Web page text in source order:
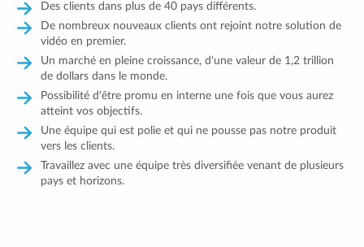
Des clients dans plus de 40 pays différents.
De nombreux nouveaux clients ont rejoint notre solution de
vidéo en premier.
Un marché en pleine croissance, d'une valeur de 1,2 trillion
de dollars dans le monde.
Possibilité d'être promu en interne une fois que vous aurez
atteint vos objectifs.
Une équipe qui est polie et qui ne pousse pas notre produit
vers les clients.
Travaillez avec une équipe très diversifiée venant de plusieurs
pays et horizons.